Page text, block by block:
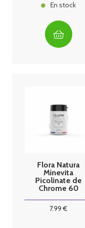
En stock
Flora Natura
Minevita
Picolinate de
Chrome 60
7.99 €